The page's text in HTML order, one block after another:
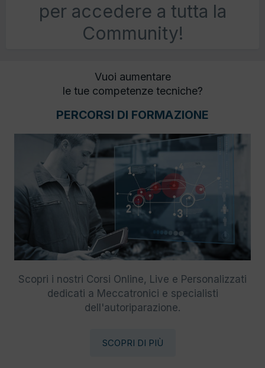
per accedere a tutta la
Community!
Vuoi aumentare
le tue competenze tecniche?
PERCORSI DI FORMAZIONE
Scopri i nostri Corsi Online, Live e Personalizzati
dedicati a Meccatronici e specialisti
dell'autoriparazione.
SCOPRI DI PIÙ